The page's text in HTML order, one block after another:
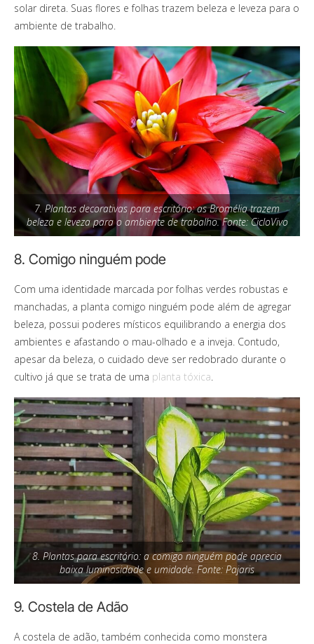
solar direta. Suas flores e folhas trazem beleza e leveza para o
ambiente de trabalho.
7. Plantas decorativas para escritório: as Bromélia trazem
beleza e leveza para o ambiente de trabalho. Fonte: CicloVivo
8. Comigo ninguém pode
Com uma identidade marcada por folhas verdes robustas e
manchadas, a planta comigo ninguém pode além de agregar
beleza, possui poderes místicos equilibrando a energia dos
ambientes e afastando o mau-olhado e a inveja. Contudo,
apesar da beleza, o cuidado deve ser redobrado durante o
cultivo já que se trata de uma planta tóxica.
8. Plantas para escritório: a comigo ninguém pode aprecia
baixa luminosidade e umidade. Fonte: Pajaris
9. Costela de Adão
A costela de adão, também conhecida como monstera